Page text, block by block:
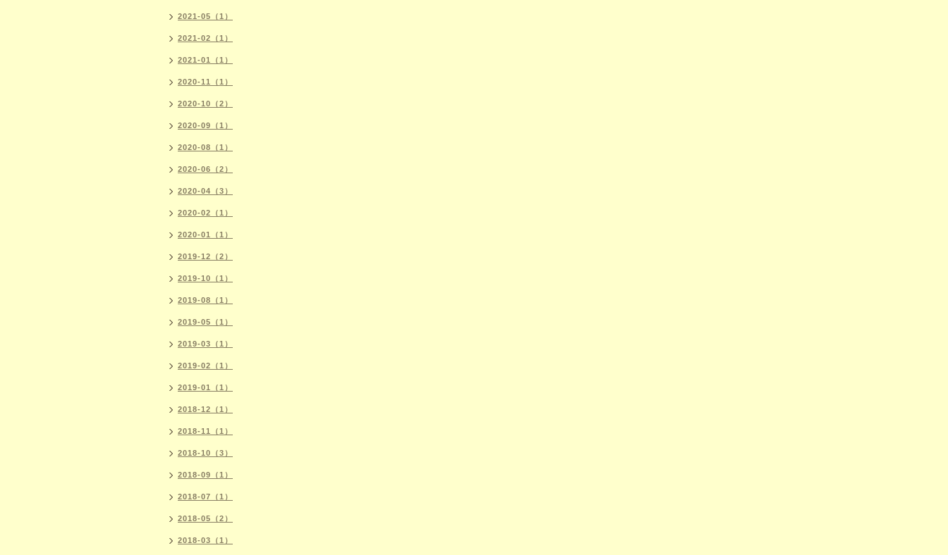
2021-05（1）
2021-02（1）
2021-01（1）
2020-11（1）
2020-10（2）
2020-09（1）
2020-08（1）
2020-06（2）
2020-04（3）
2020-02（1）
2020-01（1）
2019-12（2）
2019-10（1）
2019-08（1）
2019-05（1）
2019-03（1）
2019-02（1）
2019-01（1）
2018-12（1）
2018-11（1）
2018-10（3）
2018-09（1）
2018-07（1）
2018-05（2）
2018-03（1）